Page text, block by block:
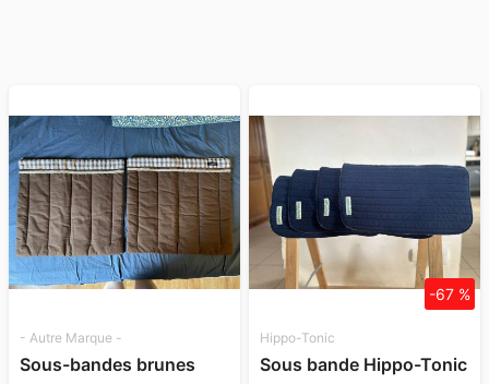
- Autre Marque -
Sous-bandes brunes
Hippo-Tonic
Sous bande Hippo-Tonic
-67 %